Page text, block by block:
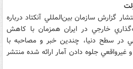
سازمان بين‌المللي آنکتاد درباره
خارجي در ايران همزمان با کاهش
در سطح دنيا، چندين خبر و مصاحبه با
جلوه دادن آمار ارائه شده منتشر